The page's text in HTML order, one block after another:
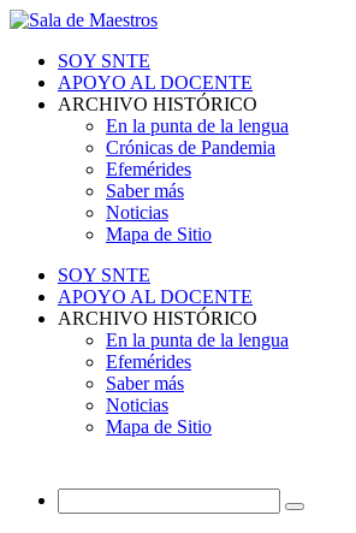
SOY SNTE
APOYO AL DOCENTE
ARCHIVO HISTÓRICO
En la punta de la lengua
Crónicas de Pandemia
Efemérides
Saber más
Noticias
Mapa de Sitio
SOY SNTE
APOYO AL DOCENTE
ARCHIVO HISTÓRICO
En la punta de la lengua
Efemérides
Saber más
Noticias
Mapa de Sitio